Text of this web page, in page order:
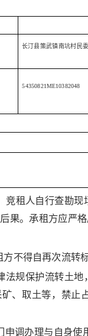
长汀县策武镇南坑村民
54350821ME10382048
竞租人自行查勘
果。承租方应严
不得自再次流转
法规保护流转土地
、取土等，禁止
申调办理与自身使